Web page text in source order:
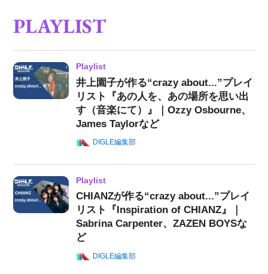
PLAYLIST
Playlist
井上園子が作る“crazy about...”プレイ
リスト『あの人を、あの場所を思い出
す（音楽にて）』｜Ozzy Osbourne、
James Taylorなど
DIGLE編集部
Playlist
CHIANZが作る“crazy about...”プレイ
リスト『Inspiration of CHIANZ』｜
Sabrina Carpenter、ZAZEN BOYSな
ど
DIGLE編集部